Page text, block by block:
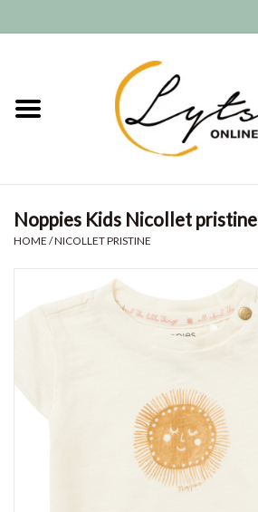
Meisjes
GRATIS VERZENDEN (vanaf EUR
Noppies Kids Nicollet pristine
HOME /NICOLLET PRISTINE